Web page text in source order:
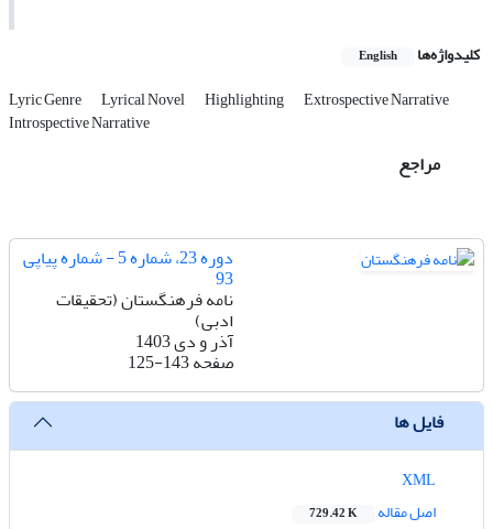
کلیدواژه‌ها English
Lyric Genre Lyrical Novel Highlighting Extrospective Narrative
Introspective Narrative
مراجع
دوره 23، شماره 5 - شماره پیاپی
93
نامه فرهنگستان (تحقیقات
ادبی)
آذر و دی 1403
صفحه125-143
فایل ها
اصل مقاله
729.42 K